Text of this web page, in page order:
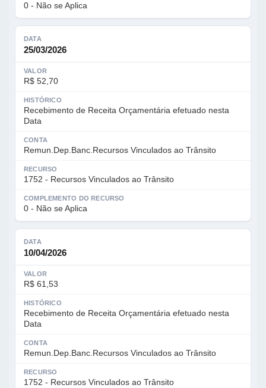
0 - Não se Aplica
DATA
25/03/2026
VALOR
R$ 52,70
HISTÓRICO
Recebimento de Receita Orçamentária efetuado nesta
Data
CONTA
Remun.Dep.Banc.Recursos Vinculados ao Trânsito
RECURSO
1752 - Recursos Vinculados ao Trânsito
COMPLEMENTO DO RECURSO
0 - Não se Aplica
DATA
10/04/2026
VALOR
R$ 61,53
HISTÓRICO
Recebimento de Receita Orçamentária efetuado nesta
Data
CONTA
Remun.Dep.Banc.Recursos Vinculados ao Trânsito
RECURSO
1752 - Recursos Vinculados ao Trânsito